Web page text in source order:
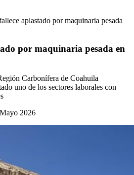
aplastado por maquinaria pesada
por maquinaria pesada en
Carbonífera de Coahuila
uno de los sectores laborales con
2026